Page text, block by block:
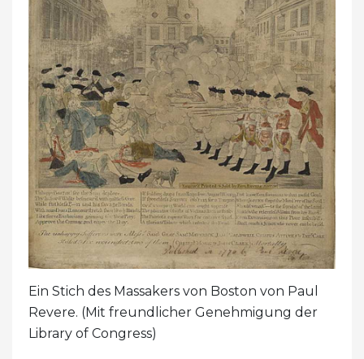
Ein Stich des Massakers von Boston von Paul
Revere. (Mit freundlicher Genehmigung der
Library of Congress)